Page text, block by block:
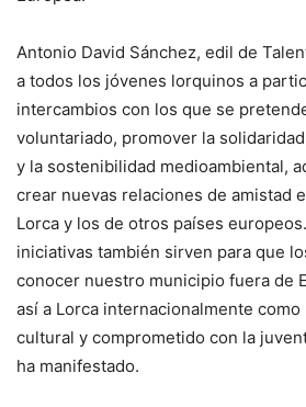
Antonio David Sánchez, edil de
a todos los jóvenes lorquinos a
intercambios con los que se
voluntariado, promover la
y la sostenibilidad medioambiental,
crear nuevas relaciones de amistad
Lorca y los de otros países
iniciativas también sirven para que
conocer nuestro municipio fuera de
así a Lorca internacionalmente
cultural y comprometido con la
ha manifestado.